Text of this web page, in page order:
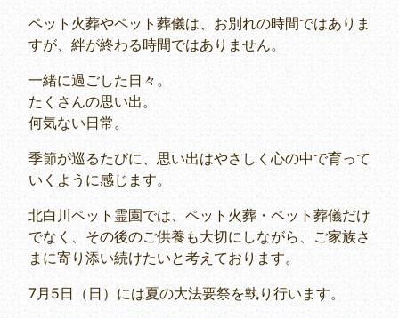
ペット火葬やペット葬儀は、お別れの時間ではありま
すが、絆が終わる時間ではありません。
一緒に過ごした日々。
たくさんの思い出。
何気ない日常。
季節が巡るたびに、思い出はやさしく心の中で育って
いくように感じます。
北白川ペット霊園では、ペット火葬・ペット葬儀だけ
でなく、その後のご供養も大切にしながら、ご家族さ
まに寄り添い続けたいと考えております。
7月5日（日）には夏の大法要祭を執り行います。